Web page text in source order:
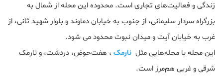
زندگی و فعالیت‌های تجاری است. محدوده این محله از شمال به
بزرگراه سردار سلیمانی، از جنوب به خیابان دماوند و بلوار شهید ثانی، از
غرب به خیابان آیت و میدان نبوت محدود می شود.
این محله با محله‌هایی مثل نارمک ، هفت‌حوض، دردشت، و نارمک
شرقی و غربی هم‌مرز است.